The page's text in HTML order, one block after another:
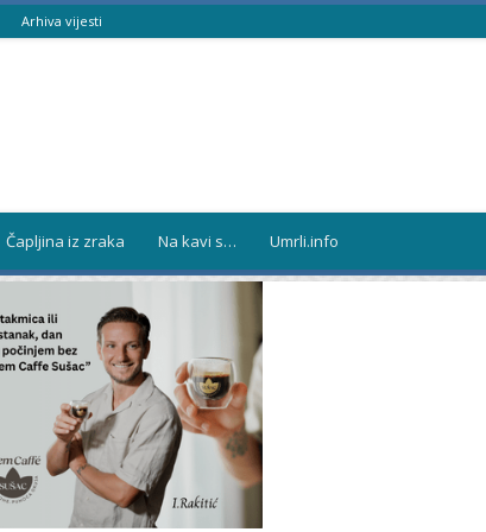
Arhiva vijesti
Čapljina iz zraka Na kavi s… Umrli.info